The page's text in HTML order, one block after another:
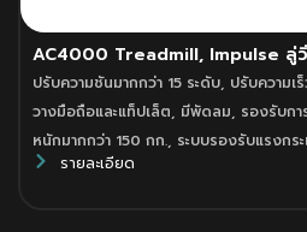
AC4000 Treadmill, Impulse ลู่
ปรับความชันมากกว่า 15 ระดับ, ปรับความเ
วางมือถือและแท็ปเล็ต, มีพัดลม, รองรับก
หนักมากกว่า 150 กก., ระบบรองรับแรงกร
รายละเอียด